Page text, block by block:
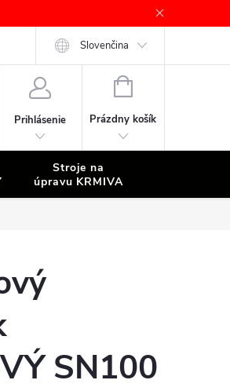
Slovenčina
Prihlásenie
NÁKUPNÝ
Prázdny košík
Stroje na
úpravu KRMIVA
SN100